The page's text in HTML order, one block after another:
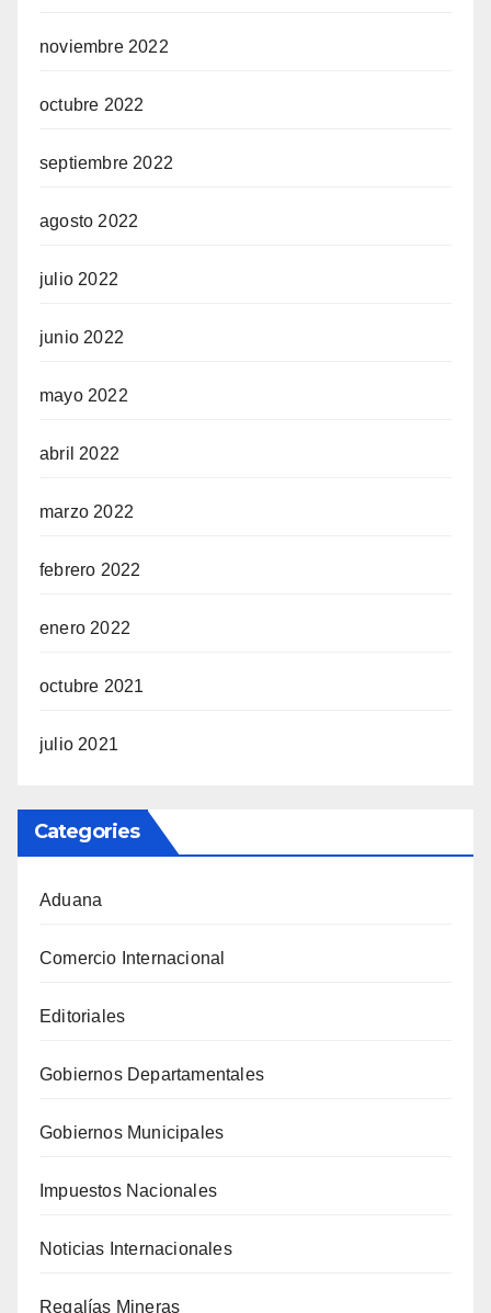
noviembre 2022
octubre 2022
septiembre 2022
agosto 2022
julio 2022
junio 2022
mayo 2022
abril 2022
marzo 2022
febrero 2022
enero 2022
octubre 2021
julio 2021
Categories
Aduana
Comercio Internacional
Editoriales
Gobiernos Departamentales
Gobiernos Municipales
Impuestos Nacionales
Noticias Internacionales
Regalías Mineras